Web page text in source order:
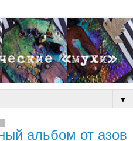
▼
альбом от азов